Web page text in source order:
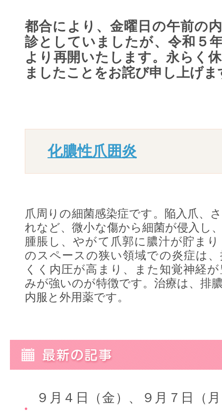
都合により、金曜日の午前の
診としていましたが、令和５
より再開いたします。永らく
ましたことをお詫び申し上げま
化膿性爪囲炎
爪周りの細菌感染症です。陥入爪、
れなど、微小な傷から細菌が侵入し
腫脹し、やがて爪郭に膿汁が貯ま
のスペースの狭い領域での炎症は
くく内圧が高まり、また知覚神経
みが強いのが特徴です。治療は、排
内服と外用薬です。
９月４日（金）、９月７日（